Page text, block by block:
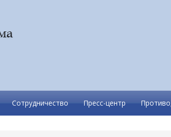
Сотрудничество Пресс-центр